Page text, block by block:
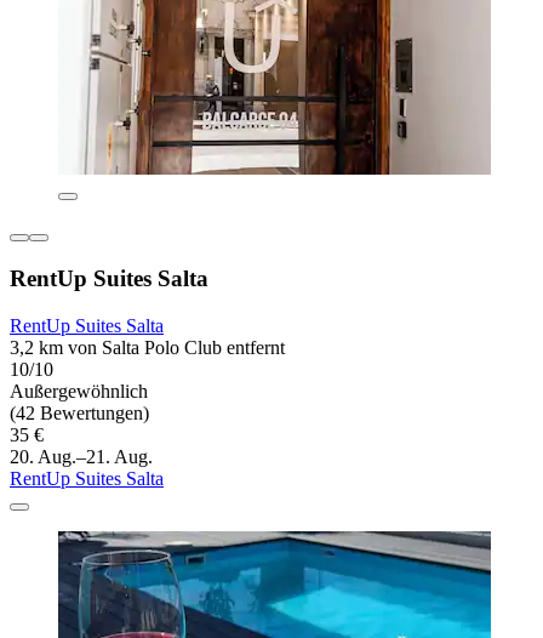
RentUp Suites Salta
RentUp Suites Salta
3,2 km von Salta Polo Club entfernt
10/10
Außergewöhnlich
(42 Bewertungen)
35 €
20. Aug.–21. Aug.
RentUp Suites Salta